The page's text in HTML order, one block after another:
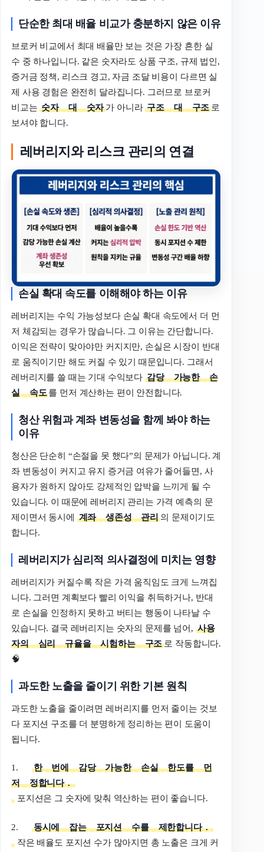
단순한 최대 배율 비교가 충분하지 않은 이유
브로커 비교에서 최대 배율만 보는 것은 가장 흔한 실
수 중 하나입니다. 같은 숫자라도 상품 구조, 규제 법인,
증거금 정책, 리스크 경고, 자금 조달 비용이 다르면 실
제 사용 경험은 완전히 달라집니다. 그러므로 브로커
비교는숫자 대 숫자 가 아니라구조 대 구조 로
보셔야 합니다.
레버리지와 리스크 관리의 연결
손실 확대 속도를 이해해야 하는 이유
레버리지는 수익 가능성보다 손실 확대 속도에서 더 먼
저 체감되는 경우가 많습니다. 그 이유는 간단합니다.
이익은 전략이 맞아야만 커지지만, 손실은 시장이 반대
로 움직이기만 해도 커질 수 있기 때문입니다. 그래서
레버리지를 쓸 때는 기대 수익보다 감당 가능한
손
실
속도 를 먼저 계산하는 편이 안전합니다.
청산 위험과 계좌 변동성을 함께 봐야 하는
이유
청산은 단순히 “손절을 못 했다”의 문제가 아닙니다. 계
좌 변동성이 커지고 유지 증거금 여유가 줄어들면, 사
용자가 원하지 않아도 강제적인 압박을 느끼게 될 수
있습니다. 이 때문에 레버리지 관리는 가격 예측의 문
제이면서 동시에
계좌 생존성 관리 의 문제이기도
합니다.
레버리지가 심리적 의사결정에 미치는 영향
레버리지가 커질수록 작은 가격 움직임도 크게 느껴집
니다. 그러면 계획보다 빨리 이익을 취득하거나, 반대
로 손실을 인정하지 못하고 버티는 행동이 나타날 수
있습니다. 결국 레버리지는 숫자의 문제를 넘어, 사용
자의
심리 규율을 시험하는 구조 로 작동합니다.
🧠
과도한 노출을 줄이기 위한 기본 원칙
과도한 노출을 줄이려면 레버리지를 먼저 줄이는 것보
다 포지션 구조를 더 분명하게 정리하는 편이 도움이
됩니다.
1. 한 번에 감당 가능한 손실 한도를
먼
저
정합니다 .
포지션은 그 숫자에 맞춰 역산하는 편이 좋습니다.
2. 동시에 잡는 포지션 수를 제한합니다 .
작은 배율도 포지션 수가 많아지면 총 노출은 크게 커